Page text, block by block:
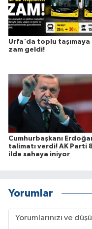
Urfa'da toplu taşımaya
zam geldi!
Cumhurbaşkanı
talimatı verdi! AK Parti
ilde sahaya iniyor
Yorumlar